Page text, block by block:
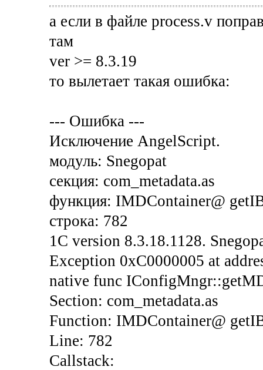
а если в файле process.v
там
ver >= 8.3.19
то вылетает такая ошибка:
--- Ошибка ---
Исключение AngelScript.
модуль: Snegopat
секция: com_metadata.as
функция: IMDContainer@
строка: 782
1C version 8.3.18.1128.
Exception 0xC0000005 at
native func
Section: com_metadata.as
Function: IMDContainer@
Line: 782
Callstack: